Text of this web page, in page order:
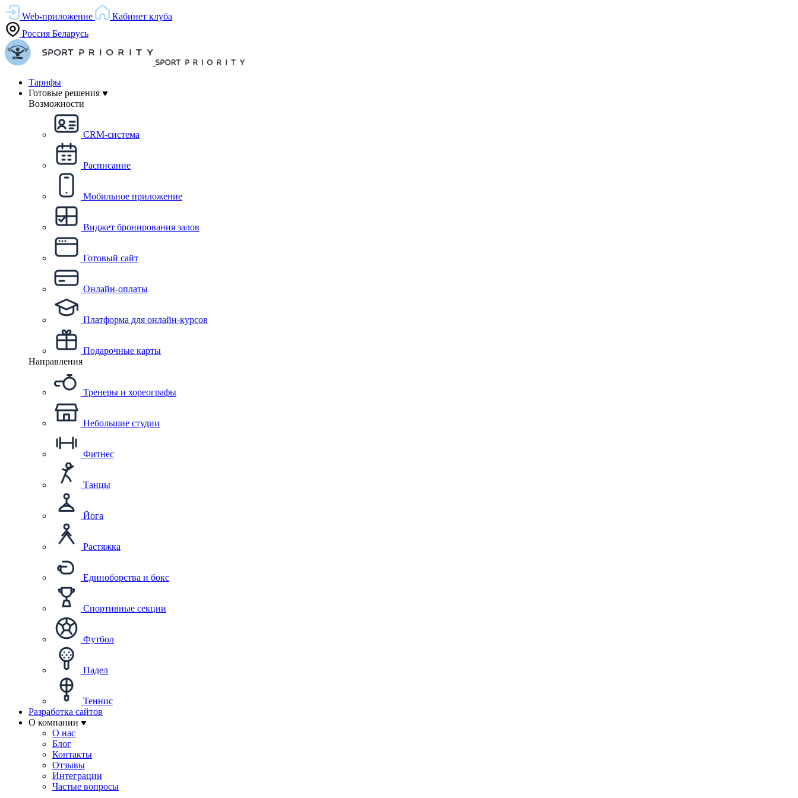
Web-приложение
Кабинет клуба
Россия Беларусь
Тарифы
Готовые решения
Возможности
CRM-система
Расписание
Мобильное приложение
Виджет бронирования залов
Готовый сайт
Онлайн-оплаты
Платформа для онлайн-курсов
Подарочные карты
Направления
Тренеры и хореографы
Небольшие студии
Фитнес
Танцы
Йога
Растяжка
Единоборства и бокс
Спортивные секции
Футбол
Падел
Теннис
Разработка сайтов
О компании
О нас
Блог
Контакты
Отзывы
Интеграции
Частые вопросы